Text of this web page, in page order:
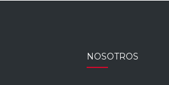
NOSOTROS